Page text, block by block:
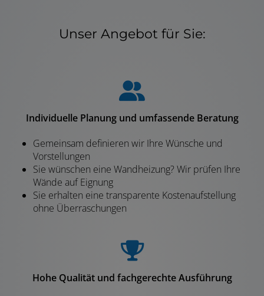
Unser Angebot für Sie:
Individuelle Planung und umfassende Beratung
Gemeinsam definieren wir Ihre Wünsche und
Vorstellungen
Sie wünschen eine Wandheizung? Wir prüfen Ihre
Wände auf Eignung
Sie erhalten eine transparente Kostenaufstellung
ohne Überraschungen
Hohe Qualität und fachgerechte Ausführung